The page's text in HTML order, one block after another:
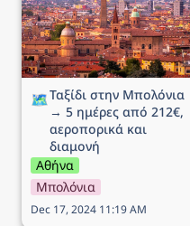
αεροπορικά και διαμονή
🗺️Ταξίδι στην Μπολόνια
→ 5 ημέρες από 212€,
αεροπορικά και
διαμονή
Αθήνα
Μπολόνια
Dec 17, 2024 11:19 AM